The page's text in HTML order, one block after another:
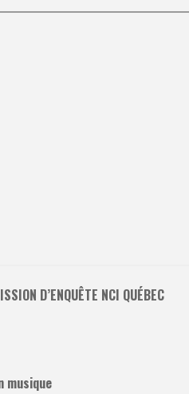
D’ENQUÊTE NCI QUÉBEC
musique